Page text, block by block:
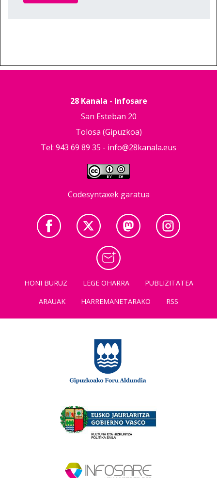
28 Kanala - Infosare
San Esteban 20
Tolosa (Gipuzkoa)
Tel: 943 69 89 35 - info@28kanala.eus
Codesyntaxek garatua
HONI BURUZ LEGE OHARRA
PUBLIZITATEA
ARAUAK
HARREMANETARAKO RSS